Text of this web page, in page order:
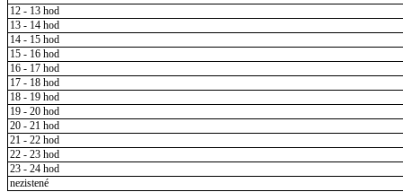
12 - 13 hod
13 - 14 hod
14 - 15 hod
15 - 16 hod
16 - 17 hod
17 - 18 hod
18 - 19 hod
19 - 20 hod
20 - 21 hod
21 - 22 hod
22 - 23 hod
23 - 24 hod
nezistené